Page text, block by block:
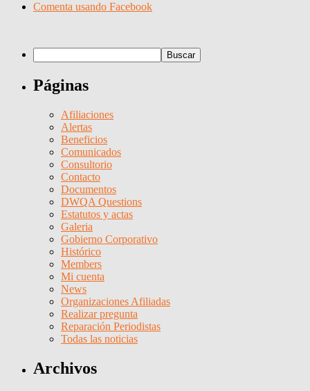
Comenta usando Facebook
Páginas
Afiliaciones
Alertas
Beneficios
Comunicados
Consultorio
Contacto
Documentos
DWQA Questions
Estatutos y actas
Galeria
Gobierno Corporativo
Histórico
Members
Mi cuenta
News
Organizaciones Afiliadas
Realizar pregunta
Reparación Periodistas
Todas las noticias
Archivos